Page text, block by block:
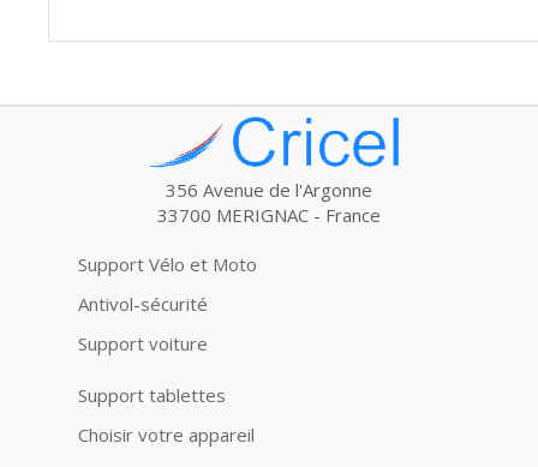
356 Avenue de l'Argonne
33700 MERIGNAC - France
Support Vélo et Moto
Antivol-sécurité
Support voiture
Support tablettes
Choisir votre appareil